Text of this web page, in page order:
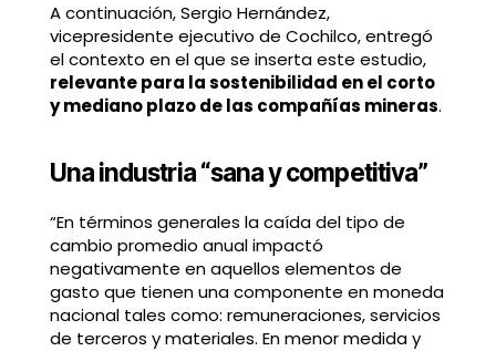
A continuación, Sergio Hernández,
vicepresidente ejecutivo de Cochilco, entregó
el contexto en el que se inserta este estudio,
relevante para la sostenibilidad en el corto
y mediano plazo de las compañías mineras.
Una industria “sana y competitiva”
“En términos generales la caída del tipo de
cambio promedio anual impactó
negativamente en aquellos elementos de
gasto que tienen una componente en moneda
nacional tales como: remuneraciones, servicios
de terceros y materiales. En menor medida y